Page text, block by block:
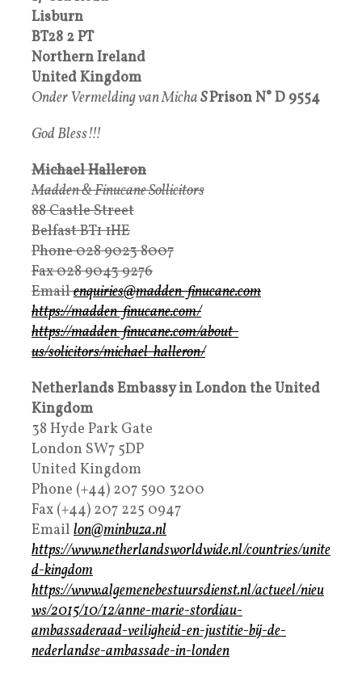
Lisburn
BT28 2 PT
Northern Ireland
United Kingdom
Onder Vermelding van MichaSPrisonN°D 9554
God Bless!!!
Michael Halleron
Madden & Finucane Sollicitors
88 Castle Street
Belfast BT1 1HE
Phone 028 9023 8007
Fax 028 9043 9276
Emailenquiries@madden-finucane.com
https://madden-finucane.com/
https://madden-finucane.com/about-
us/solicitors/michael-halleron/
Netherlands Embassy in London the United
Kingdom
38 Hyde Park Gate
London SW7 5DP
United Kingdom
Phone (+44) 207 590 3200
Fax (+44) 207 225 0947
Email lon@minbuza.nl
https://www.netherlandsworldwide.nl/countries/unite
d-kingdom
https://www.algemenebestuursdienst.nl/actueel/nieu
ws/2015/10/12/anne-marie-stordiau-
ambassaderaad-veiligheid-en-justitie-bij-de-
nederlandse-ambassade-in-londen